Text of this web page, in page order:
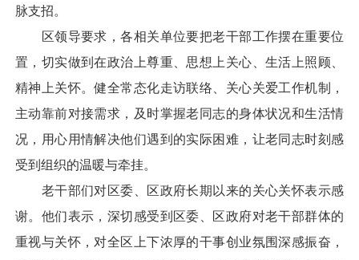
脉支招。
区领导要求，各相关单位要把老干部工作摆在重要位
置，切实做到在政治上尊重、思想上关心、生活上照顾、
精神上关怀。健全常态化走访联络、关心关爱工作机制，
主动靠前对接需求，及时掌握老同志的身体状况和生活情
况，用心用情解决他们遇到的实际困难，让老同志时刻感
受到组织的温暖与牵挂。
老干部们对区委、区政府长期以来的关心关怀表示感
谢。他们表示，深切感受到区委、区政府对老干部群体的
重视与关怀，对全区上下浓厚的干事创业氛围深感振奋，